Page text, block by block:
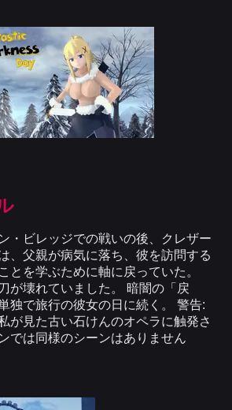
・ビレッジでの戦いの後、クレザー
、父親が病気に落ち、彼を訪問する
とを学ぶために軸に戻っていた。
が壊れていました。 暗闇の「戻
独で旅行の彼女の日に続く。 警告:
が見た古い石けんのオペラに触発さ
では同様のシーンはありません